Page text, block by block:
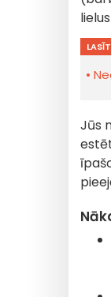
Jūs